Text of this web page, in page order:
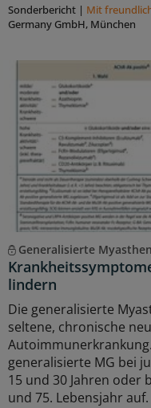
Sonderbericht | Mit
Germany GmbH, München
Generalisierte
lindern
Die generalisierte
seltene, chronische
generalisierte MG bei
15 und 30 Jahren oder
und 75. Lebensjahr auf.